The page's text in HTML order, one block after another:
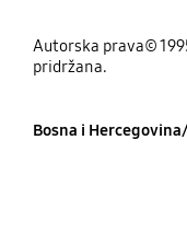
Autorska prava©
pridržana.
Bosna i